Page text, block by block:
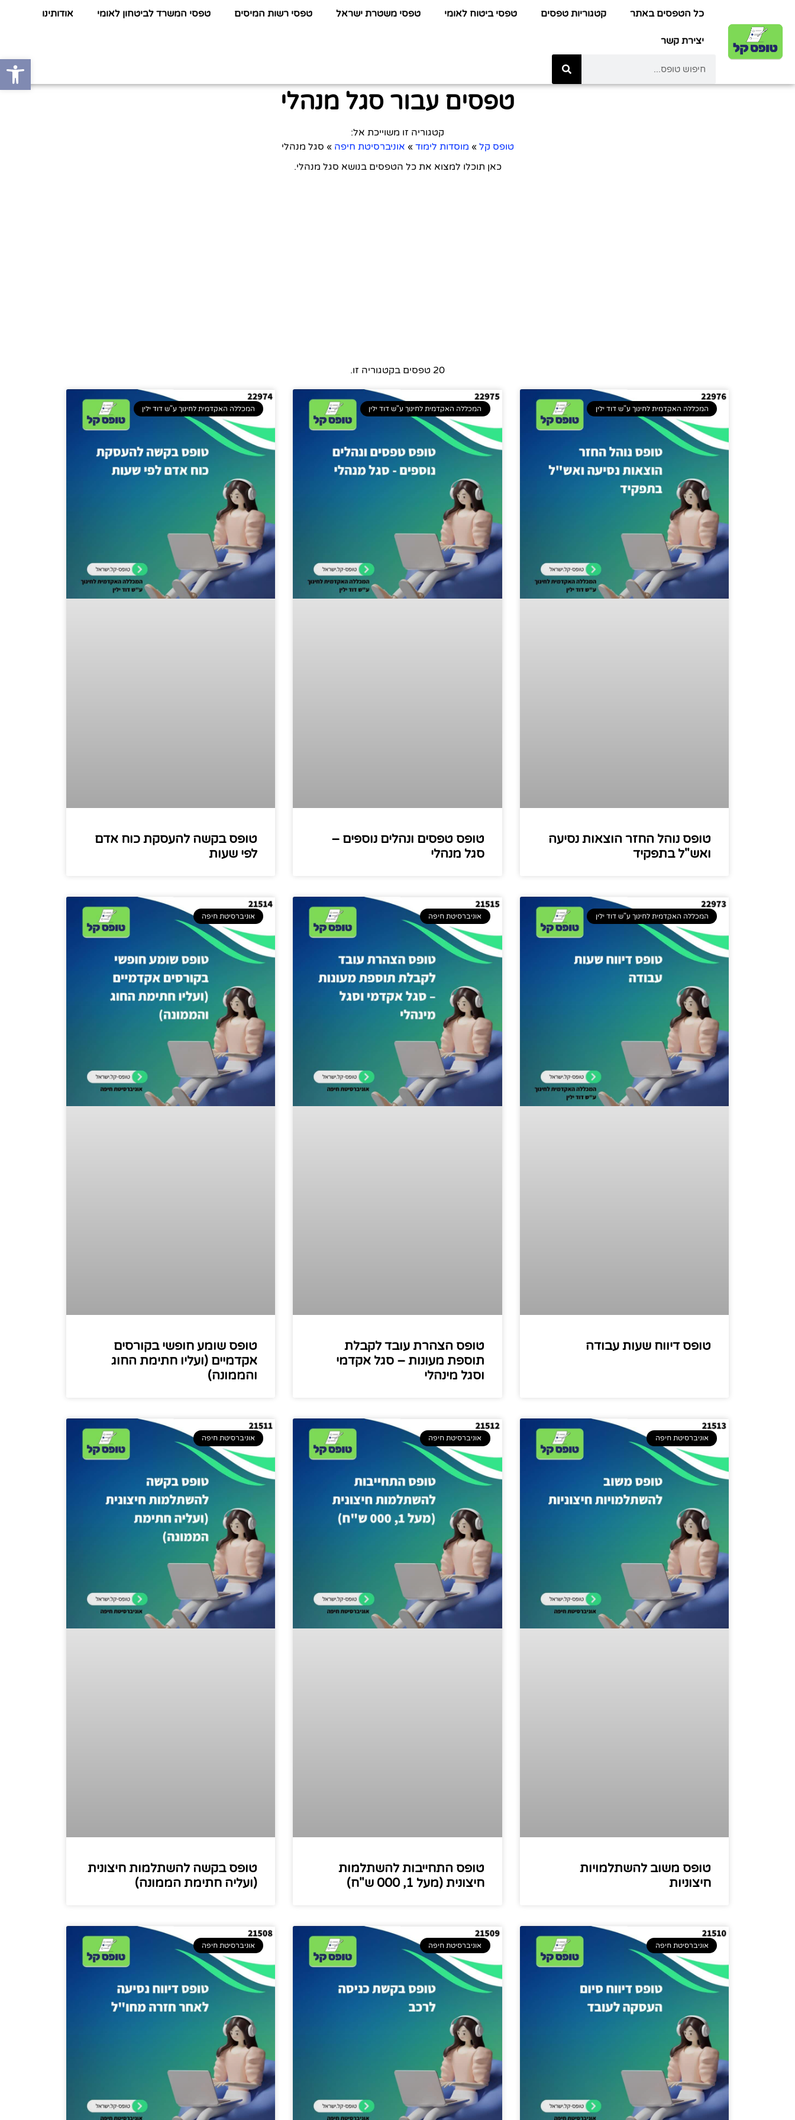
כל הטפסים באתר קטגוריות טפסים טפסי ביטוח לאומי טפסי משטרת ישראל טפסי רשות המיסים טפסי המשרד לביטחון לאומי אודותינו
יצירת קשר
טפסים עבור סגל מנהלי
קטגוריה זו משוייכת אל:
טופס קל » מוסדות לימוד » אוניברסיטת חיפה » סגל מנהלי
כאן תוכלו למצוא את כל הטפסים בנושא סגל מנהלי.
20 טפסים בקטגוריה זו.
המכללה האקדמית לחינוך ע"ש דוד ילין
טופס נוהל החזר הוצאות נסיעה
ואש"ל בתפקיד
המכללה האקדמית לחינוך ע"ש דוד ילין
טופס טפסים ונהלים נוספים –
סגל מנהלי
המכללה האקדמית לחינוך ע"ש דוד ילין
טופס בקשה להעסקת כוח אדם
לפי שעות
המכללה האקדמית לחינוך ע"ש דוד ילין
טופס דיווח שעות עבודה
אוניברסיטת חיפה
טופס הצהרת עובד לקבלת
תוספת מעונות – סגל אקדמי
וסגל מינהלי
אוניברסיטת חיפה
טופס שומע חופשי בקורסים
אקדמיים (ועליו חתימת החוג
והממונה)
אוניברסיטת חיפה
טופס משוב להשתלמויות
חיצוניות
אוניברסיטת חיפה
טופס התחייבות להשתלמות
חיצונית (מעל 1, 000 ש"ח)
אוניברסיטת חיפה
טופס בקשה להשתלמות חיצונית
(ועליה חתימת הממונה)
אוניברסיטת חיפה אוניברסיטת חיפה אוניברסיטת חיפה
פתח